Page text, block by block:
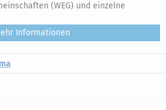
(WEG) und einzelne